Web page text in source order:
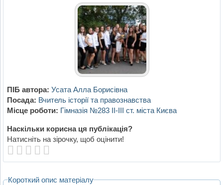
ПІБ автора: Усата Алла Борисівна
Посада: Вчитель історії та правознавства
Місце роботи: Гімназія №283 ІІ-ІІІ ст. міста Києва
Наскільки корисна ця публікація?
Натисніть на зірочку, щоб оцінити!
Короткий опис матеріалу